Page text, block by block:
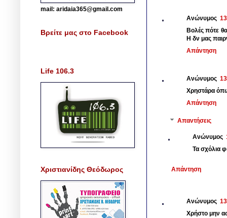
Ανώνυμος
Βολές πότε
Η δν μας
Απάντηση
Ανώνυμος
Χρηστάρα
Απάντηση
Απαντήσεις
Ανώνυμος
Τα σχόλια
Απάντηση
Ανώνυμος
Χρήστο μην
mail: aridaia365@gmail.com
Βρείτε μας στο Facebook
Life 106.3
Χριστιανίδης Θεόδωρος